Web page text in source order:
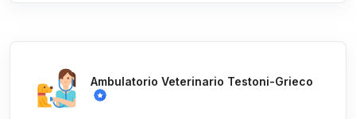
Ambulatorio Veterinario Testoni-Grieco